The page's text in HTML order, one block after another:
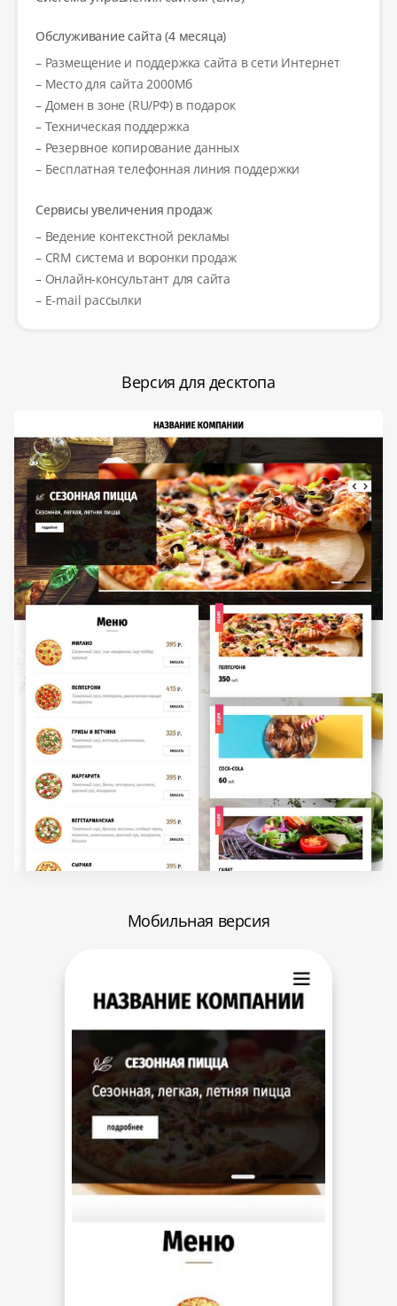
Обслуживание сайта (4 месяца)
– Размещение и поддержка сайта в сети Интернет
– Место для сайта 2000Мб
– Домен в зоне (RU/РФ) в подарок
– Техническая поддержка
– Резервное копирование данных
– Бесплатная телефонная линия поддержки
Сервисы увеличения продаж
– Ведение контекстной рекламы
– CRM система и воронки продаж
– Онлайн-консультант для сайта
– E-mail рассылки
Версия для десктопа
Мобильная версия